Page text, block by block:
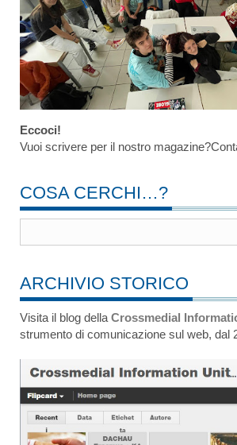
Eccoci!
Vuoi scrivere per il nostro
COSA CERCHI…?
ARCHIVIO STORICO
Visita il blog della Crossmedial
strumento di comunicazione sul web, dal